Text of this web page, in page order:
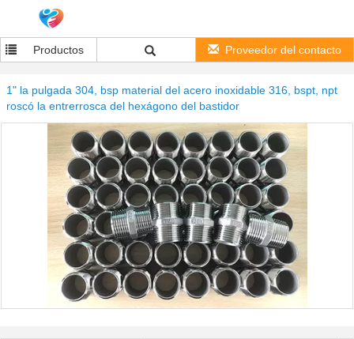
Productos Proveedor del contacto
1" la pulgada 304, bsp material del acero inoxidable 316, bspt, npt
roscó la entrerrosca del hexágono del bastidor